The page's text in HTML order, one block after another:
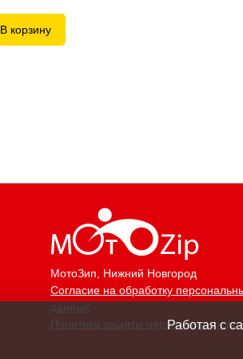
В корзину
МотоЗип , Нижний Новгород
Согласие на обработку
данных
Политика защиты персональных
Работая с